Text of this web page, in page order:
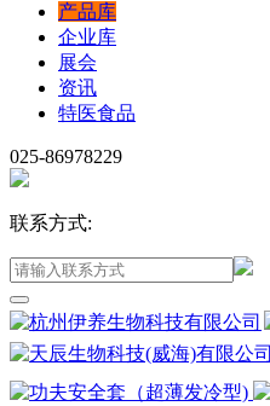
产品库
企业库
展会
资讯
特医食品
025-86978229
联系方式: